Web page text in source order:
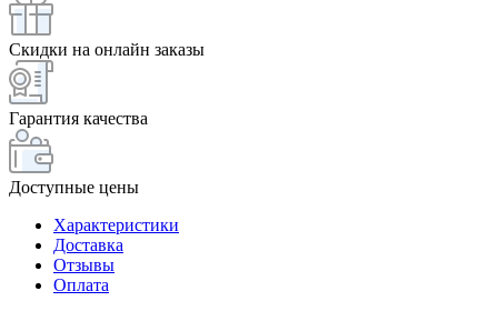
Скидки на онлайн заказы
Гарантия качества
Доступные цены
Характеристики
Доставка
Отзывы
Оплата